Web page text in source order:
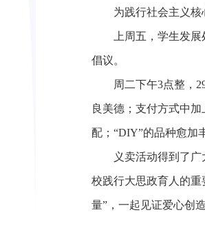
为践行社会主义核
上周五，学生发
倡议。
周二下午3点整，
良美德；支付方式中
配；“DIY”的品种愈加
义卖活动得到了
校践行大思政育人的
量”，一起见证爱心创